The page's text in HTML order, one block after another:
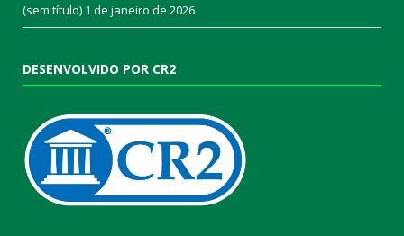
(sem título) 1 de janeiro de 2026
DESENVOLVIDO POR CR2